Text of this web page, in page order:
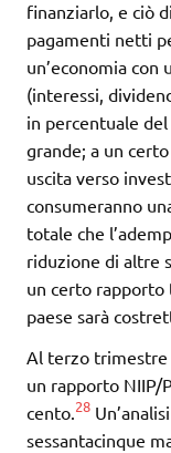
finanziarlo, e ciò
pagamenti netti
un’economia
(interessi,
in percentuale
grande; a un
uscita verso
consumeranno
totale che
riduzione di altre
un certo rapporto
paese sarà
Al terzo trimestre
un rapporto NIIP/
cento.28
sessantacinque